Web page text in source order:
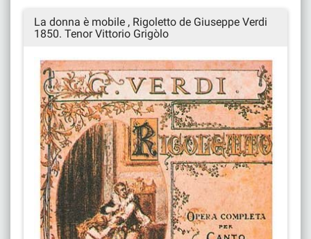
La donna è mobile , Rigoletto de Giuseppe Verdi
1850. Tenor Vittorio Grigòlo